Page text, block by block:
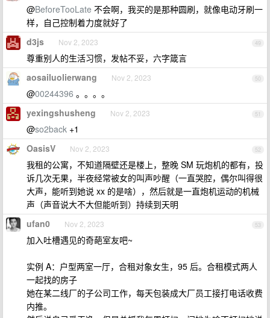
@BeforeTooLate 不会啊，我买的是那种圆刷，就像电动牙刷一
样，自己控制着力度就好了
49
d3js Nov 2, 2023
尊重别人的生活习惯，发帖不妥，六字箴言
50
aosailuolierwang Nov 2, 2023
@00244396 。。。。
51
yexingshusheng Nov 2, 2023
@so2back +1
52
OasisV Nov 2, 2023
我租的公寓，不知道隔壁还是楼上，整晚 SM 玩炮机的都有，投
诉几次无果，半夜经常被女的叫声吵醒（一直哭腔，偶尔叫得很
大声，能听到她说 xx 的是啥），然后就是一直炮机运动的机械
声（声音说大不大但能听到）持续到天明
53
ufan0 Nov 2, 2023
加入吐槽遇见的奇葩室友吧~
实例 A：户型两室一厅，合租对象女生，95 后。合租模式两人
一起找的房子
她在某二线厂的子公司工作，每天包装成大厂员工接打电话收费
内推。